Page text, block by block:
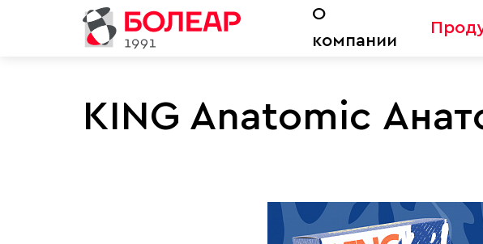
О
компании
KING Anatomic